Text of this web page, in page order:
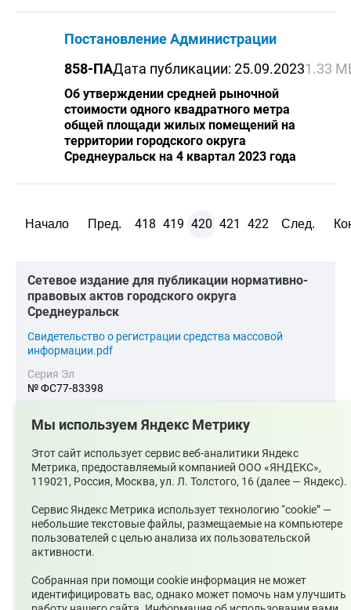
Постановление Администрации
858-ПАДата публикации: 25.09.20231.33
Об утверждении средней рыночной
стоимости одного квадратного метра
общей площади жилых помещений на
территории городского округа
Среднеуральск на 4 квартал 2023 года
Начало Пред. 418 419 420 421 422 След.
Cетевое издание для публикации нормативно-
правовых актов городского округа
Среднеуральск
Cвидетельство о регистрации средства массовой
информации.pdf
Серия Эл
№ ФС77-83398
Булатова О. А.
Адрес электронной почты
upsopablik@mail.ru
Номер телефона редакции
Учредитель издания
Муниципальное казенное учреждение «Управление по
связям с общественностью городского округа
Зарегистрирован
Федеральной службой по надзору в сфере связи,
Мы используем Яндекс Метрику
Этот сайт использует сервис веб-аналитики Яндекс
Метрика, предоставляемый компанией ООО «ЯНДЕКС»,
119021, Россия, Москва, ул. Л. Толстого, 16 (далее — Яндекс).
Сервис Яндекс Метрика использует технологию “cookie” —
небольшие текстовые файлы, размещаемые на компьютере
пользователей с целью анализа их пользовательской
активности.
Собранная при помощи cookie информация не может
идентифицировать вас, однако может помочь нам улучшить